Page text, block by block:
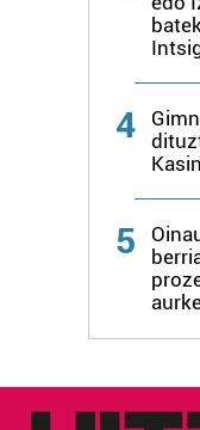
erabiltzen dituen
bazkideen
duten interes
Lortu zure datu
buruzko informazio
datuen atalean.
Webgune honek
fitxategiak
4
5